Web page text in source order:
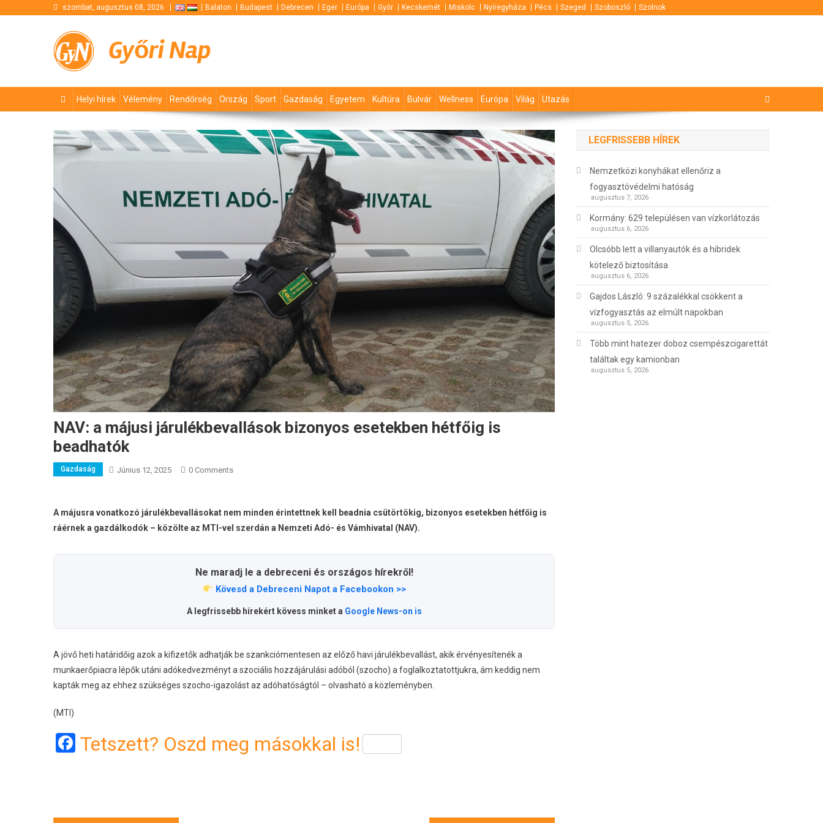
szombat, augusztus 08, 2026 Balaton Budapest Debrecen Eger Európa Győr Kecskemét Miskolc Nyíregyháza Pécs Szeged Szoboszló Szolnok
Győri Nap
Helyi hírek Vélemény Rendőrség Ország Sport Gazdaság Egyetem Kultúra Bulvár Wellness Európa Világ Utazás
NAV: a májusi járulékbevallások bizonyos esetekben hétfőig is
beadhatók
Gazdaság Június 12, 2025 0 Comments
A májusra vonatkozó járulékbevallásokat nem minden érintettnek kell beadnia csütörtökig, bizonyos esetekben hétfőig is
ráérnek a gazdálkodók – közölte az MTI-vel szerdán a Nemzeti Adó- és Vámhivatal (NAV).
Ne maradj le a debreceni és országos hírekről!
Kövesd a Debreceni Napot a Facebookon >>
A legfrissebb hírekért kövess minket a Google News-on is
A jövő heti határidőig azok a kifizetők adhatják be szankciómentesen az előző havi járulékbevallást, akik érvényesítenék a
munkaerőpiacra lépők utáni adókedvezményt a szociális hozzájárulási adóból (szocho) a foglalkoztatottjukra, ám keddig nem
kapták meg az ehhez szükséges szocho-igazolást az adóhatóságtól – olvasható a közleményben.
(MTI)
Facebook
Tetszett? Oszd meg másokkal is!
LEGFRISSEBB HÍREK
Nemzetközi konyhákat ellenőriz a
fogyasztóvédelmi hatóság
augusztus 7, 2026
Kormány: 629 településen van vízkorlátozás
augusztus 6, 2026
Olcsóbb lett a villanyautók és a hibridek
kötelező biztosítása
augusztus 6, 2026
Gajdos László: 9 százalékkal csökkent a
vízfogyasztás az elmúlt napokban
augusztus 5, 2026
Több mint hatezer doboz csempészcigarettát
találtak egy kamionban
augusztus 5, 2026